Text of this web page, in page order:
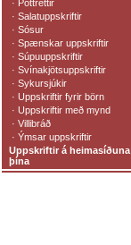
· Pottréttir
· Salatuppskriftir
· Sósur
· Spænskar uppskriftir
· Súpuuppskriftir
· Svínakjötsuppskriftir
· Sykursjúkir
· Uppskriftir fyrir börn
· Uppskriftir með mynd
· Villibráð
· Ýmsar uppskriftir
Uppskriftir á heimasíðuna
þína